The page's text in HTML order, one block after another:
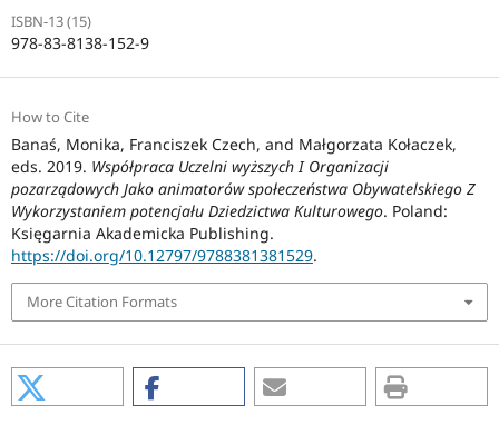
ISBN-13 (15)
978-83-8138-152-9
How to Cite
Banaś, Monika, Franciszek Czech, and Małgorzata Kołaczek,
eds. 2019. Współpraca Uczelni wyższych I Organizacji
pozarządowych Jako animatorów społeczeństwa Obywatelskiego Z
Wykorzystaniem potencjału Dziedzictwa Kulturowego. Poland:
Księgarnia Akademicka Publishing.
https://doi.org/10.12797/9788381381529.
More Citation Formats